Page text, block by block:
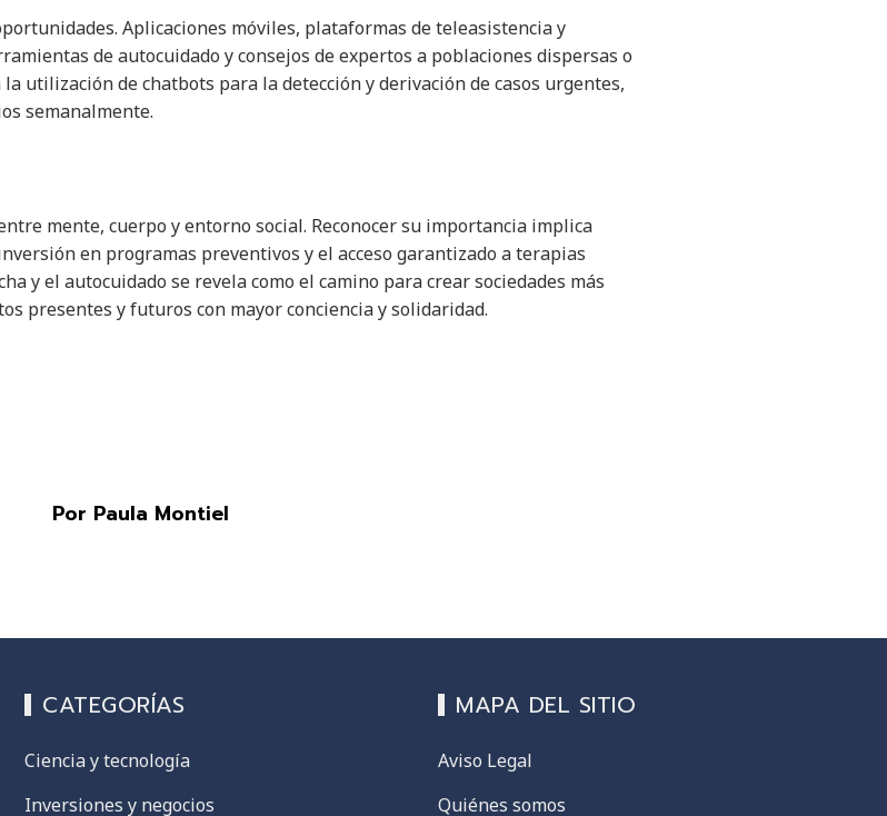
Aplicaciones móviles, plataformas de teleasistencia y
de autocuidado y consejos de expertos a poblaciones dispersas o
utilización de chatbots para la detección y derivación de casos urgentes,
semanalmente.
mente, cuerpo y entorno social. Reconocer su importancia implica
en programas preventivos y el acceso garantizado a terapias
y el autocuidado se revela como el camino para crear sociedades más
presentes y futuros con mayor conciencia y solidaridad.
Por Paula Montiel
CATEGORÍAS
Ciencia y tecnología
Inversiones y negocios
MAPA DEL SITIO
Aviso Legal
Quiénes somos